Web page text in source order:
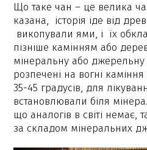
Що таке чан – це велика
казана, історія іде від
викопували ями, і їх
пізніше камінням або
мінеральну або
розпечені на вогні
35-45 градусів, для
встановлювали біля
що аналогів в світі
за складом мінеральних